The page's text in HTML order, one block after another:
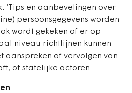
‘Tips en aanbevelingen over
persoonsgegevens worden
wordt gekeken of er op
niveau richtlijnen kunnen
aanspreken of vervolgen van
of statelijke actoren.